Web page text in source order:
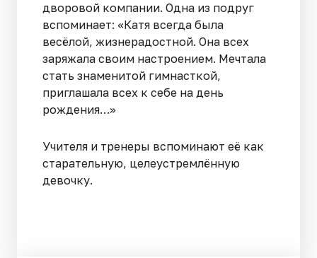
дворовой компании. Одна из подруг
вспоминает: «Катя всегда была
весёлой, жизнерадостной. Она всех
заряжала своим настроением. Мечтала
стать знаменитой гимнасткой,
приглашала всех к себе на день
рождения…»
Учителя и тренеры вспоминают её как
старательную, целеустремлённую
девочку.